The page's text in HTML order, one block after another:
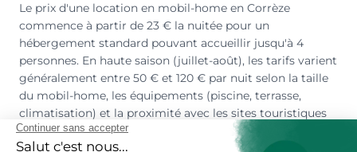
Le prix d'une location en mobil-home en Corrèze
commence à partir de 23 € la nuitée pour un
hébergement standard pouvant accueillir jusqu'à 4
personnes. En haute saison (juillet-août), les tarifs varient
généralement entre 50 € et 120 € par nuit selon la taille
du mobil-home, les équipements (piscine, terrasse,
climatisation) et la proximité avec les sites touristiques
comme Brive-la-Gaillarde ou Collonges-la-Rouge. Les
périodes hors saison offrent des prix plus attractifs,